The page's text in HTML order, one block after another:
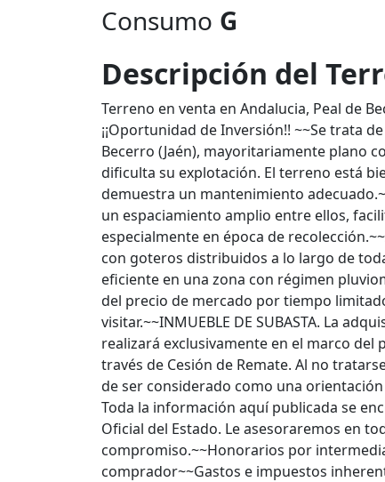
Consumo G
Descripción del
Terreno en venta en Andalucia, Peal de
¡¡Oportunidad de Inversión!! ~~Se trata
Becerro (Jaén), mayoritariamente plano
dificulta su explotación. El terreno está
demuestra un mantenimiento
un espaciamiento amplio entre ellos,
especialmente en época de
con goteros distribuidos a lo largo de
eficiente en una zona con régimen
del precio de mercado por tiempo
visitar.~~INMUEBLE DE SUBASTA. La
realizará exclusivamente en el marco del
través de Cesión de Remate. Al no
de ser considerado como una
Toda la información aquí publicada se
Oficial del Estado. Le asesoraremos en
compromiso.~~Honorarios por
comprador~~Gastos e impuestos